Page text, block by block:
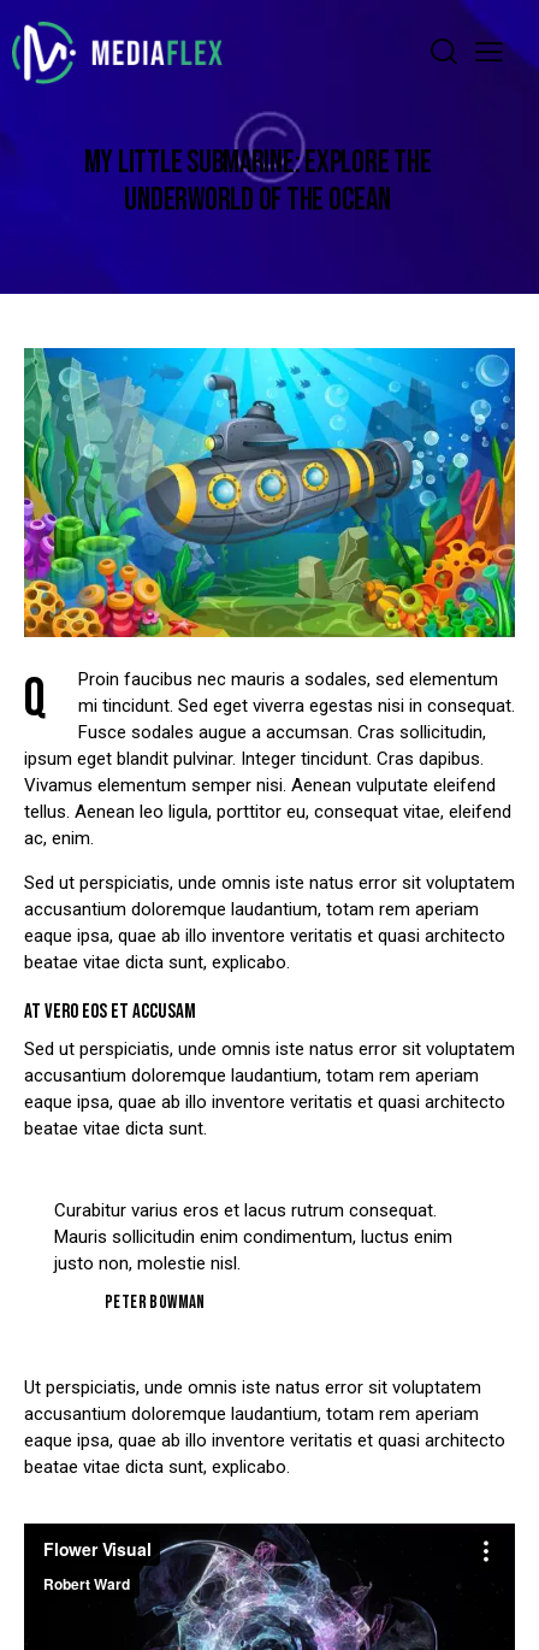
MY LITTLE SUBMARINE: EXPLORE THE
UNDERWORLD OF THE OCEAN
Q
Proin faucibus nec mauris a sodales, sed elementum
mi tincidunt. Sed eget viverra egestas nisi in consequat.
Fusce sodales augue a accumsan. Cras sollicitudin,
ipsum eget blandit pulvinar. Integer tincidunt. Cras dapibus.
Vivamus elementum semper nisi. Aenean vulputate eleifend
tellus. Aenean leo ligula, porttitor eu, consequat vitae, eleifend
ac, enim.
Sed ut perspiciatis, unde omnis iste natus error sit voluptatem
accusantium doloremque laudantium, totam rem aperiam
eaque ipsa, quae ab illo inventore veritatis et quasi architecto
beatae vitae dicta sunt, explicabo.
AT VERO EOS ET ACCUSAM
Sed ut perspiciatis, unde omnis iste natus error sit voluptatem
accusantium doloremque laudantium, totam rem aperiam
eaque ipsa, quae ab illo inventore veritatis et quasi architecto
beatae vitae dicta sunt.
Curabitur varius eros et lacus rutrum consequat.
Mauris sollicitudin enim condimentum, luctus enim
justo non, molestie nisl.
Peter Bowman
Ut perspiciatis, unde omnis iste natus error sit voluptatem
accusantium doloremque laudantium, totam rem aperiam
eaque ipsa, quae ab illo inventore veritatis et quasi architecto
beatae vitae dicta sunt, explicabo.